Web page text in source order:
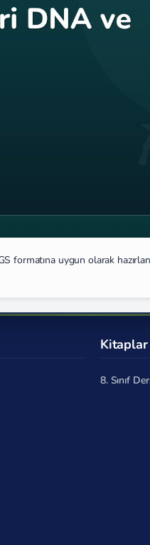
formatına uygun olarak
Kitaplar
8. Sınıf